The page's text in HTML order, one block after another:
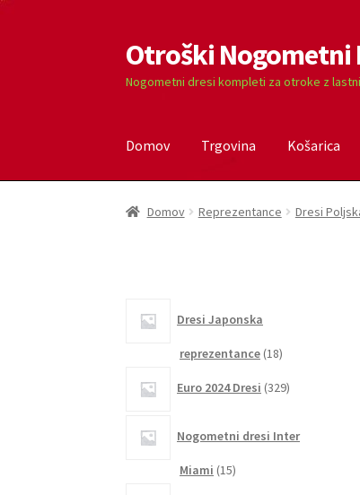
Skip
to
navigation
Skip
to
content
Otroški Nogometni
Nogometni dresi kompleti za otroke z
Domov Trgovina Košarica
Domov BlogKontaktiraj nas Košarica
Domov Reprezentance Dresi
Dresi Japonska
reprezentance 1818
Euro 2024 Dresi 329izdelkov
Nogometni dresi Inter
Miami 1515